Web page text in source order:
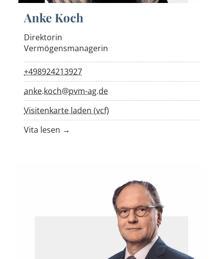
Anke Koch
Direktorin
Vermögensmanagerin
+498924213927
anke.koch@pvm-ag.de
Visitenkarte laden (vcf)
Vita lesen →